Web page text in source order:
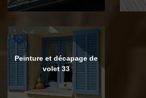
Peinture et décapage de
volet 33